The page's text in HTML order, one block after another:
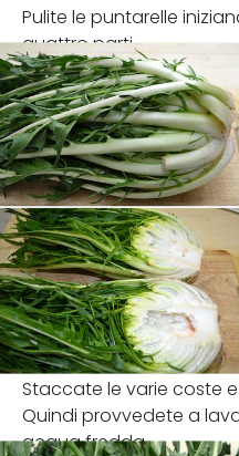
Pulite le puntarelle
quattro parti.
Staccate le varie coste
Quindi provvedete a
acqua fredda.